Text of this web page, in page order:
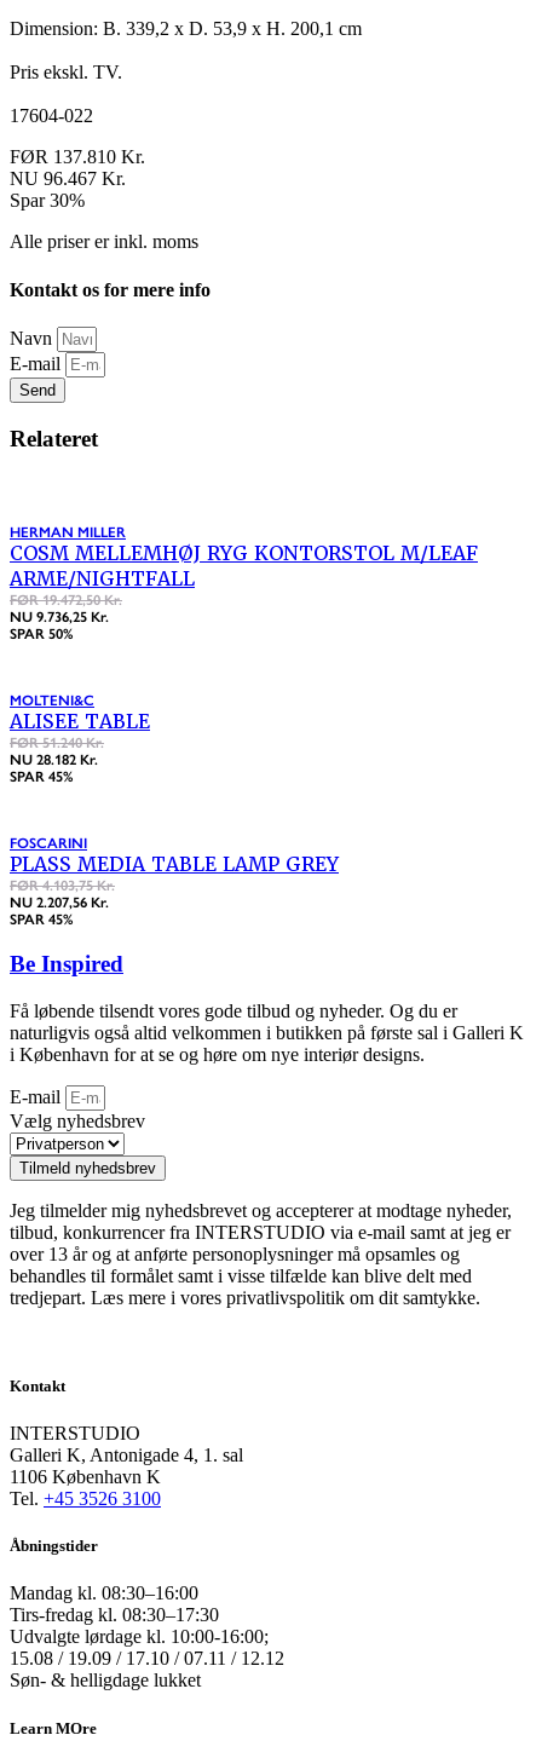
Dimension: B. 339,2 x D. 53,9 x H. 200,1 cm
Pris ekskl. TV.
17604-022
FØR 137.810 Kr.
NU 96.467 Kr.
Spar 30%
Alle priser er inkl. moms
Kontakt os for mere info
Navn
E-mail
Send
Relateret
HERMAN MILLER
COSM MELLEMHØJ RYG KONTORSTOL M/LEAF
ARME/NIGHTFALL
FØR 19.472,50 Kr.
NU 9.736,25 Kr.
SPAR 50%
MOLTENI&C
ALISEE TABLE
FØR 51.240 Kr.
NU 28.182 Kr.
SPAR 45%
FOSCARINI
PLASS MEDIA TABLE LAMP GREY
FØR 4.103,75 Kr.
NU 2.207,56 Kr.
SPAR 45%
Be Inspired
Få løbende tilsendt vores gode tilbud og nyheder. Og du er
naturligvis også altid velkommen i butikken på første sal i Galleri K
i København for at se og høre om nye interiør designs.
E-mail
Vælg nyhedsbrev
Tilmeld nyhedsbrev
Jeg tilmelder mig nyhedsbrevet og accepterer at modtage nyheder,
tilbud, konkurrencer fra INTERSTUDIO via e-mail samt at jeg er
over 13 år og at anførte personoplysninger må opsamles og
behandles til formålet samt i visse tilfælde kan blive delt med
tredjepart. Læs mere i vores privatlivspolitik om dit samtykke.
Kontakt
INTERSTUDIO
Galleri K, Antonigade 4, 1. sal
1106 København K
Tel. +45 3526 3100
Åbningstider
Mandag kl. 08:30–16:00
Tirs-fredag kl. 08:30–17:30
Udvalgte lørdage kl. 10:00-16:00;
15.08 / 19.09 / 17.10 / 07.11 / 12.12
Søn- & helligdage lukket
Learn MOre